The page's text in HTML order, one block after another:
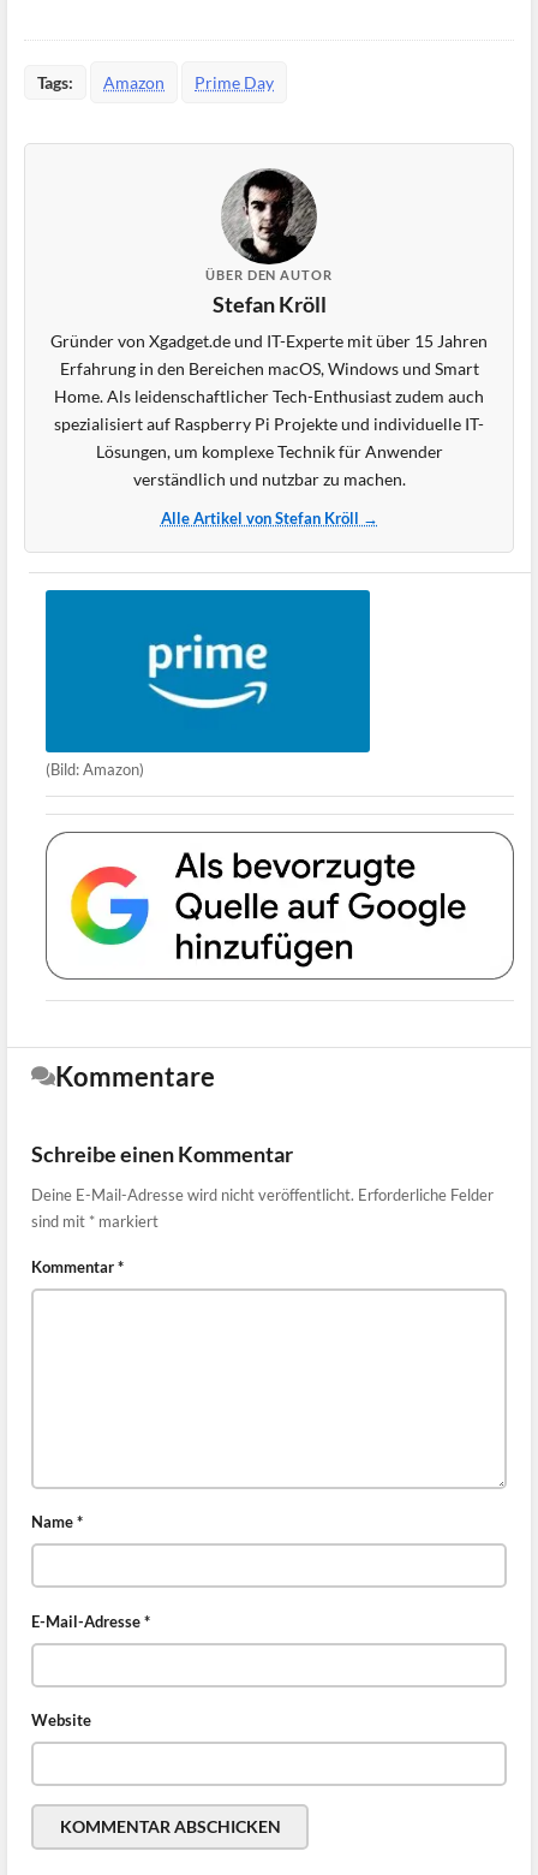
Tags: Amazon Prime Day
ÜBER DEN AUTOR
Stefan Kröll
Gründer von Xgadget.de und IT-Experte mit über 15 Jahren
Erfahrung in den Bereichen macOS, Windows und Smart
Home. Als leidenschaftlicher Tech-Enthusiast zudem auch
spezialisiert auf Raspberry Pi Projekte und individuelle IT-
Lösungen, um komplexe Technik für Anwender
verständlich und nutzbar zu machen.
Alle Artikel von Stefan Kröll →
(Bild: Amazon)
Kommentare
Schreibe einen Kommentar
Deine E-Mail-Adresse wird nicht veröffentlicht. Erforderliche Felder
sind mit * markiert
Kommentar*
Name*
E-Mail-Adresse*
Website